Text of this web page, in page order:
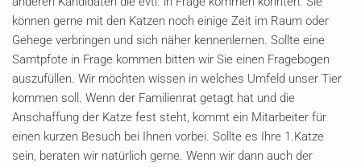
können gerne mit den Katzen noch einige Zeit im Raum oder
Gehege verbringen und sich näher kennenlernen. Sollte eine
Samtpfote in Frage kommen bitten wir Sie einen Fragebogen
auszufüllen. Wir möchten wissen in welches Umfeld unser Tier
kommen soll. Wenn der Familienrat getagt hat und die
Anschaffung der Katze fest steht, kommt ein Mitarbeiter für
einen kurzen Besuch bei Ihnen vorbei. Sollte es Ihre 1.Katze
sein, beraten wir natürlich gerne. Wenn wir dann auch der